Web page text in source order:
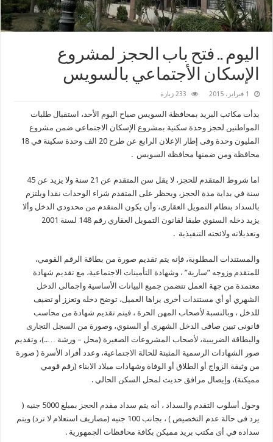
اليوم .. فتح باب الحجز لمشروع
الإسكان الأجتماعي بالسويس
1 فبراير، 2015 233 زيارة
بدأت مكاتب البريد بمحافظة السويس صباح اليوم الأحد، استقبال طلبات
المواطنين لحجز وحدة سكنية بمشروع الإسكان الاجتماعي ضمن مشروع
المليون وحدة وفى إطار الإعلان الرابع عن طرح 20 الف وحدة سكينة في 18
محافظة ومن ضمنها محافظة السويس .
اما شروط المتقدم للحجز، لا يقل سن المتقدم عن 21 سنة ولا يزيد عن 45
سنة في بداية مدة الحجز، ويحظر على المتقدم شراء الوحدات نقدا ويلتزم
بالسداد بنظام التمويل العقارى، وأن يكون المتقدم من محدودي الدخل وألا
يزيد دخله السنوي طبقا لقانون التمويل العقاري رقم 148 لسنة 2001
وتعديلاته ولائحته التنفيذية .
والمستندات المطلوبة، فإنه يتم تقديم صورة من بطاقة الرقم القومي،
للمتقدم وزوجه ”سارية” ، وشهادة التأمينات الاجتماعية، مع تقديم شهادة
معتمدة من جهة العمل تتضمن جميع البيانات الأساسية واجمالى الدخل
الشهري أو أي مستندات أخرى يراها العميل، توضح دخله وتعزز أو تضيف
للدخل ، وبالنسبة لأصحاب المهن الحرة ، فيتم تقديم شهادة من محاسب
قانونى تبين صافى الدخل الشهرى أو السنوي، وصورة من السجل التجارى
والبطاقة الضريبية، لأصحاب المشروعات الصغيرة (محل – ورشة …..)، وتقديم
صور الشهادات الرسمية المثبتة للحالة الاجتماعية، وعدد أفراد الأسرة ( صورة
من وثيقة الزواج أو الطلاق أو الوفاة وشهادات ميلاد الابناء (رقم قومي
مميكنة)، وإيصال مرافق حديث لمحل السكن الحالي .
وحول أسلوب التقدم والسداد ، أنه يتم سداد مقدم الحجز بمبلغ 5000 جنيه (
يرد فى حالة عدم التخصيص ) ، بجانب 100 جنيه (مصاريف استعلام لا ترد) ويتم
سداده في أى مكتب بريد مميكن بكافة محافظات الجمهورية .